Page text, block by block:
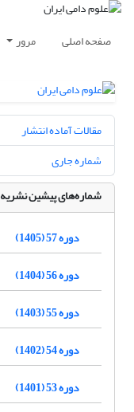
صفحه اصلی مرور
مقالات آماده انتشار
شماره جاری
شماره‌های پیشین نشریه
دوره 57 (1405)
دوره 56 (1404)
دوره 55 (1403)
دوره 54 (1402)
دوره 53 (1401)